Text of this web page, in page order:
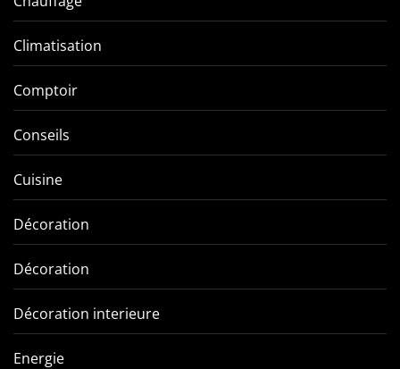
Climatisation
Comptoir
Conseils
Cuisine
Décoration
Décoration
Décoration interieure
Energie